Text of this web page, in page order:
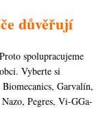
důvěřují
spolupracujeme
Vyberte si
Garvalín,
Pegres, Vi-GGa-